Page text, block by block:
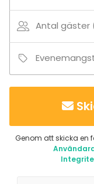
Aktiviteter
Simning
Båtturer /
Liinavaatteet ja
maksua vastaan.
Soutuvene,
Antal gäster
Genom att skicka en